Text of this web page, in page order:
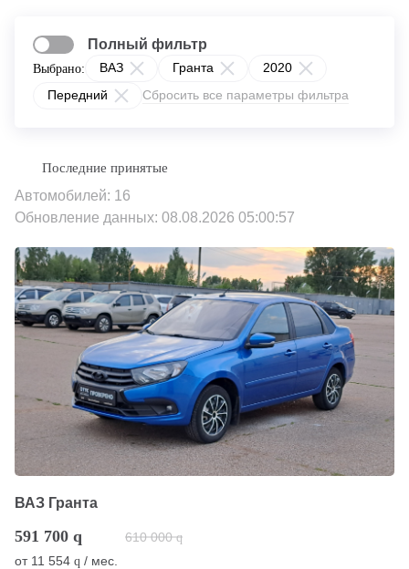
Выбрано: ВАЗ Гранта
2020
Передний
Сбросить все параметры фильтра
Полный фильтр
Автомобилей: 16
Обновление данных: 08.08.2026 05:00:57
ВАЗ Гранта
591 700 q 610 000 q
от 11 554 q / мес.